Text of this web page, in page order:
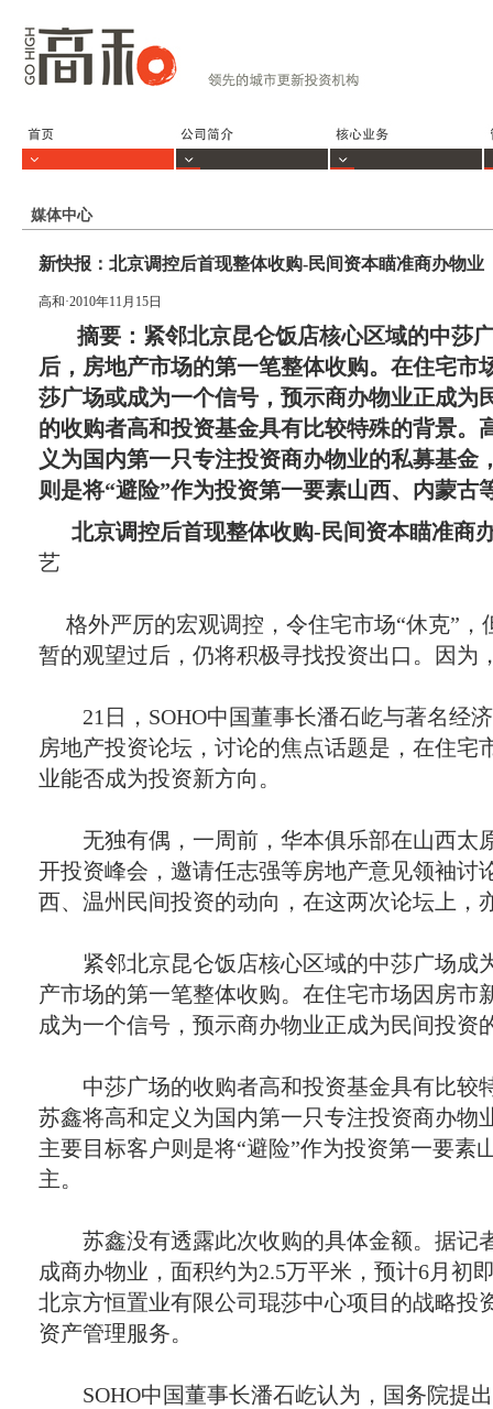
媒体中心
新快报：北京调控后首现整体收购-民间资本瞄准商办物业
高和·2010年11月15日
摘要：紧邻北京昆仑饭店核心区域的中莎
后，房地产市场的第一笔整体收购。在住宅市
莎广场或成为一个信号，预示商办物业正成为
的收购者高和投资基金具有比较特殊的背景。
义为国内第一只专注投资商办物业的私募基金
则是将“避险”作为投资第一要素山西、内蒙古
北京调控后首现整体收购-民间资本瞄准商
艺
格外严厉的宏观调控，令住宅市场“休克”，
暂的观望过后，仍将积极寻找投资出口。因为
21日，SOHO中国董事长潘石屹与著名经
房地产投资论坛，讨论的焦点话题是，在住宅
业能否成为投资新方向。
无独有偶，一周前，华本俱乐部在山西太
开投资峰会，邀请任志强等房地产意见领袖讨
西、温州民间投资的动向，在这两次论坛上，
紧邻北京昆仑饭店核心区域的中莎广场成
产市场的第一笔整体收购。在住宅市场因房市
成为一个信号，预示商办物业正成为民间投资
中莎广场的收购者高和投资基金具有比较
苏鑫将高和定义为国内第一只专注投资商办物
主要目标客户则是将“避险”作为投资第一要素
主。
苏鑫没有透露此次收购的具体金额。据记
成商办物业，面积约为2.5万平米，预计6月初
北京方恒置业有限公司琨莎中心项目的战略投
资产管理服务。
SOHO中国董事长潘石屹认为，国务院提